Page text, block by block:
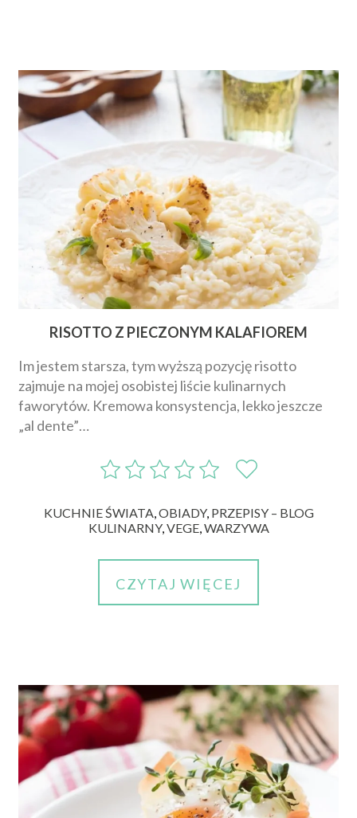
RISOTTO Z PIECZONYM KALAFIOREM
Im jestem starsza, tym wyższą pozycję risotto
zajmuje na mojej osobistej liście kulinarnych
faworytów. Kremowa konsystencja, lekko jeszcze
„al dente”…
KUCHNIE ŚWIATA,OBIADY, PRZEPISY – BLOG
KULINARNY,VEGE,WARZYWA
CZYTAJ WIĘCEJ